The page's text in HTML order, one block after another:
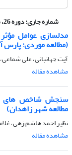
شماره جاری:دوره 26، شماره 81، تابستان 1405
مدلسازی عوامل
(مطالعه موردی: پارس
آیت جهانبانی، علی
مشاهده مقاله
سنجش شاخص های
مطالعه شهر زاهدان)
نظیر احمد هاشم زهی،
مشاهده مقاله